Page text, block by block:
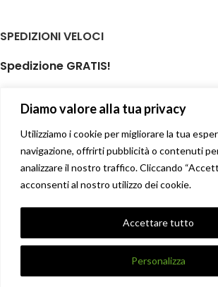
Diamo valore alla tua privacy
Utilizziamo i cookie per migliorare la tua
navigazione, offrirti pubblicità o contenuti
analizzare il nostro traffico. Cliccando
acconsenti al nostro utilizzo dei cookie.
Personalizza
Accettare tutto
SPEDIZIONI VELOCI
Spedizione GRATIS!
isole minori non incluse
Soddisfatti o rimborsati
14 giorni diritto di recesso facile
Condizioni di vendita